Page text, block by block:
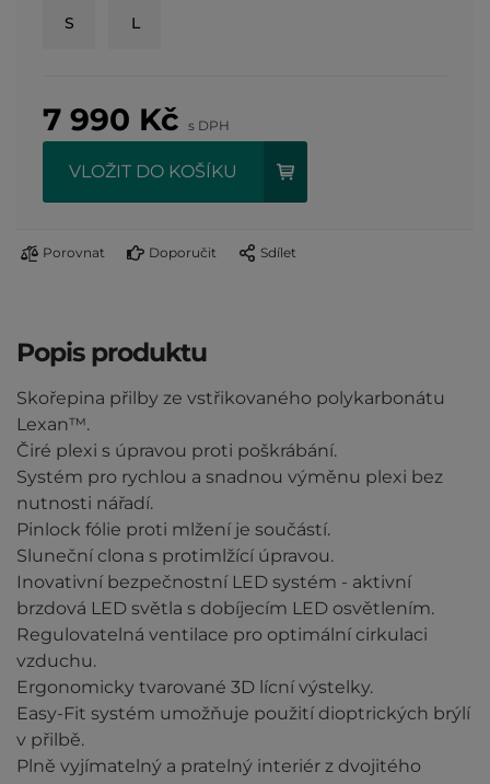
S L
7 990 Kč s DPH
VLOŽIT DO KOŠÍKU
Porovnat Doporučit Sdílet
Popis produktu
​Skořepina přilby ze vstřikovaného polykarbonátu
Lexan™.
Čiré plexi s úpravou proti poškrábání.
Systém pro rychlou a snadnou výměnu plexi bez
nutnosti nářadí.
Pinlock fólie proti mlžení je součástí.
Sluneční clona s protimlžící úpravou.
Inovativní bezpečnostní LED systém - aktivní
brzdová LED světla s dobíjecím LED osvětlením.
Regulovatelná ventilace pro optimální cirkulaci
vzduchu.
Ergonomicky tvarované 3D lícní výstelky.
Easy-Fit systém umožňuje použití dioptrických brýlí
v přilbě.
Plně vyjímatelný a pratelný interiér z dvojitého